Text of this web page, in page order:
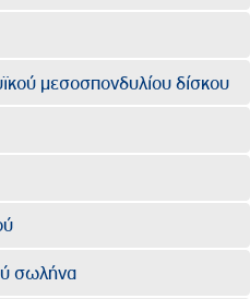
μεσοσπονδυλίου δίσκου
σωλήνα